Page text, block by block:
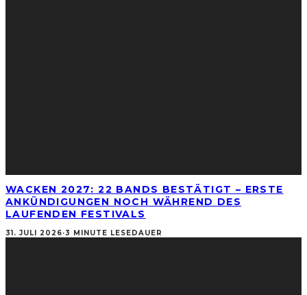
WACKEN 2027: 22 BANDS BESTÄTIGT – ERSTE
ANKÜNDIGUNGEN NOCH WÄHREND DES
LAUFENDEN FESTIVALS
31. JULI 2026·3 MINUTE LESEDAUER